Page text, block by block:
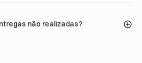
não realizadas?